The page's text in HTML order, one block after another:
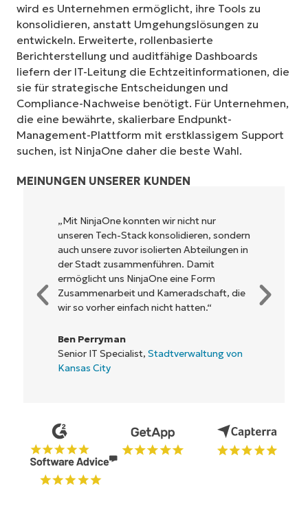
wird es Unternehmen ermöglicht, ihre Tools zu
konsolidieren, anstatt Umgehungslösungen zu
entwickeln. Erweiterte, rollenbasierte
Berichterstellung und auditfähige Dashboards
liefern der IT-Leitung die Echtzeitinformationen, die
sie für strategische Entscheidungen und
Compliance-Nachweise benötigt. Für Unternehmen,
die eine bewährte, skalierbare Endpunkt-
Management-Plattform mit erstklassigem Support
suchen, ist NinjaOne daher die beste Wahl.
MEINUNGEN UNSERER KUNDEN
konnten wir nicht nur
konsolidieren, sondern
isolierten Abteilungen in
Damit
NinjaOne eine Form
und Kameradschaft, die
nicht hatten.“
Stadtverwaltung von
„NinjaOne ermöglicht
Unternehmen sowie
Betreibern, mit denen
zusammenarbeiten,
Rentabilität. Das ist
Geschäft.“
Starten Sie Ihre 14-tägige
Testversion
Business
Phone